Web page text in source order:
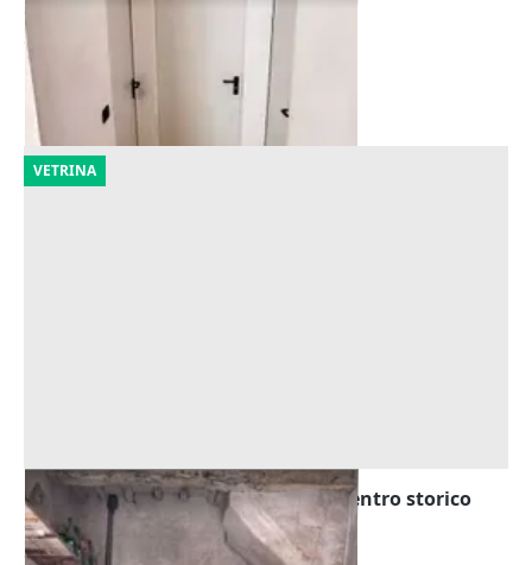
(Macerata)
Offerta minima
2.232 €
30/10/2026
VETRINA
Asta Magazzino al piano terra in centro storico
Offerta minima
2.880 €